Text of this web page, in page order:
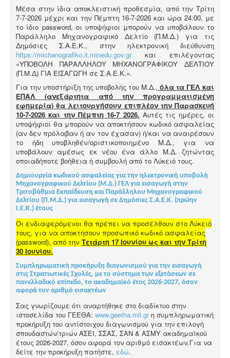
Μέσα στην ίδια αποκλειστική προθεσμία, από την Τρίτη
7-7-2026 μέχρι και την Πέμπτη 16-7-2026 και ώρα 24:00, με
το ίδιο password, οι υποψήφιοι μπορούν να υποβάλουν το
Παράλληλο Μηχανογραφικό Δελτίο (Π.Μ.Δ.) για τις
Δημόσιες Σ.Α.Ε.Κ., στην ηλεκτρονική διεύθυνση
https://michanografiko.it.minedu.gov.grκαι επιλέγοντας
«ΥΠΟΒΟΛΗ ΠΑΡΑΛΛΗΛΟΥ ΜΗΧΑΝΟΓΡΑΦΙΚΟΥ ΔΕΛΤΙΟΥ
(Π.Μ.Δ) ΓΙΑ ΕΙΣΑΓΩΓΗ σε Σ.Α.Ε.Κ.».
Για την υποστήριξη της υποβολής του Μ.Δ., όλα τα ΓΕΛ και
ΕΠΑΛ (ανεξάρτητα από την προγραμματισμένη
εφημερία) θα λειτουργήσουν επιπλέον την Παρασκευή
10-7-2026 και την Πέμπτη 16-7 2026. Αυτές τις ημέρες, οι
υποψήφιοι θα μπορούν να αποκτήσουν κωδικό ασφαλείας
(αν δεν πρόλαβαν ή αν τον έχασαν) ή/και να αναιρέσουν
το ήδη υποβληθέν/οριστικοποιημένο Μ.Δ., για να
υποβάλουν αμέσως εκ νέου ένα άλλο Μ.Δ. ζητώντας
οποιαδήποτε βοήθεια ή συμβουλή από το Λύκειό τους.
Δημιουργία κωδικού ασφαλείας για την ηλεκτρονική υποβολή
Μηχανογραφικού Δελτίου (Μ.Δ.) ΓΕΛ για εισαγωγή στην
Τριτοβάθμια Εκπαίδευση και Παράλληλου Μηχανογραφικού
Δελτίου (Π.Μ.Δ.) για εισαγωγή σε Δημόσιες Σ.Α.Ε.Κ. (πρώην
Ι.Ε.Κ.) έτους
Οι ενδιαφερόμενοι θα πρέπει να προσέλθουν στο Λύκειό
τους, για να αποκτήσουν προσωπικό κωδικό ασφαλείας
(password), από την Τετάρτη 17 Ιουνίου ως και την Τρίτη
30 Ιουνίου.
Συμπληρωματική προκήρυξη διαγωνισμού για την εισαγωγή
στις Στρατιωτικές Σχολές, με το σύστημα των εξετάσεων σε
πανελλαδικό επίπεδο, το ακαδημαϊκό έτος 2026-2027, όσον
αφορά τον αριθμό εισακτέων
Σας γνωρίζουμε ότι αναρτήθηκε στο διαδίκτυο στην
ιστοσελίδα του ΓΕΕΘΑ: www.geetha.mil.grη συμπληρωματική
προκήρυξη του αντίστοιχου διαγωνισμού για την επιλογή
σπουδαστών/τριών ΑΣΕΙ, ΣΣΑΣ, ΣΑΝ & ΑΣΜΥ ακαδημαϊκού
έτους 2026-2027, όσον αφορά τον αριθμό εισακτέων.Για να
δείτε την προκήρυξη πατήστε, εδώ.